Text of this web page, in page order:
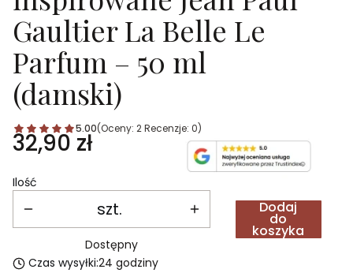
Gaultier La Belle Le
Parfum – 50 ml
(damski)
5.00(Oceny: 2 Recenzje: 0)
Cena
32,90 zł
Ilość
szt.
Dostępny
Dodaj
do
koszyka
Czas wysyłki:24 godziny